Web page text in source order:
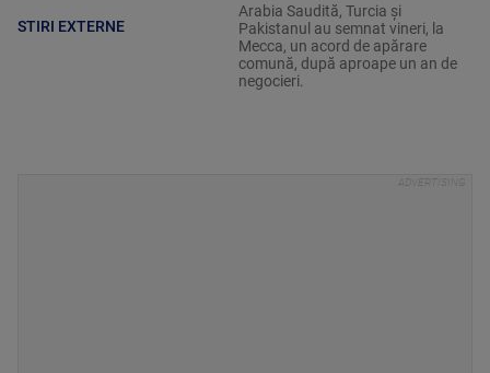
STIRI EXTERNE
Arabia Saudită, Turcia și
Pakistanul au semnat vineri, la
Mecca, un acord de apărare
comună, după aproape un an de
negocieri.